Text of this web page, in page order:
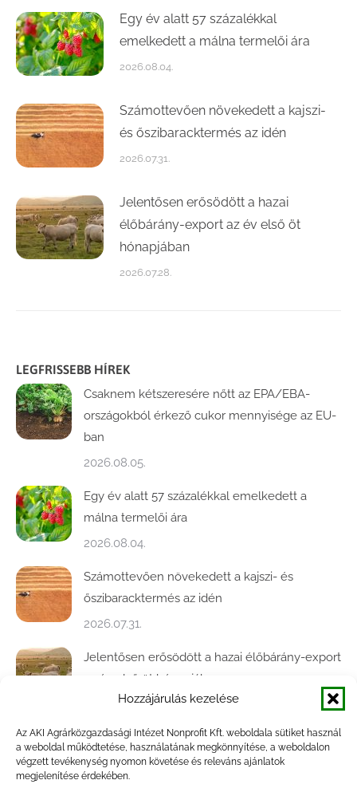
Hozzájárulás kezelése
Az AKI Agrárközgazdasági Intézet Nonprofit Kft. weboldala sütiket használ
a weboldal működtetése, használatának megkönnyítése, a weboldalon
végzett tevékenység nyomon követése és releváns ajánlatok
megjelenítése érdekében.
Egy év alatt 57 százalékkal
emelkedett a málna termelői ára
2026.08.04.
Számottevően növekedett a kajszi-
és őszibaracktermés az idén
2026.07.31.
Jelentősen erősödött a hazai
élőbárány-export az év első öt
hónapjában
2026.07.28.
LEGFRISSEBB HÍREK
Csaknem kétszeresére nőtt az EPA/EBA-
országokból érkező cukor mennyisége az EU-
ban
2026.08.05.
Egy év alatt 57 százalékkal emelkedett a
málna termelői ára
2026.08.04.
Számottevően növekedett a kajszi- és
őszibaracktermés az idén
2026.07.31.
Jelentősen erősödött a hazai élőbárány-export
az év első öt hónapjában
2026.07.28.
Közel ötödével bővült a baromfivágás
Magyarországon